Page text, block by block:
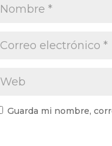
Guarda mi nombre,